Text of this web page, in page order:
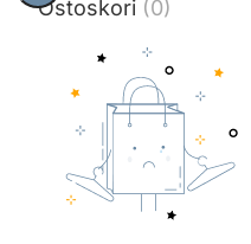
Ostoskori (0)